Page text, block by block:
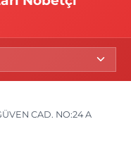
CAD. NO:24 A